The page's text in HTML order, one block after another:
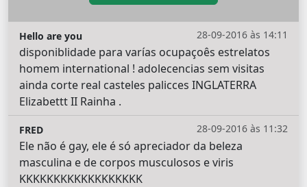
28-09-2016 às 14:11
Hello are you
disponiblidade para varías ocupaçoês estrelatos
homem international ! adolecencias sem visitas
ainda corte real casteles palicces INGLATERRA
Elizabettt II Rainha .
28-09-2016 às 11:32
FRED
Ele não é gay, ele é só apreciador da beleza
masculina e de corpos musculosos e viris
KKKKKKKKKKKKKKKKKK